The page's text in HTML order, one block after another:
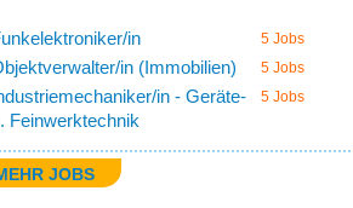
in 5 Jobs
in (Immobilien) 5 Jobs
in - Geräte-
Feinwerktechnik
5 Jobs
JOBS